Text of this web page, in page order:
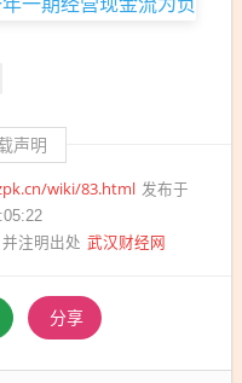
声明
wiki/83.html 发布于
并注明出处 武汉财经网
分享